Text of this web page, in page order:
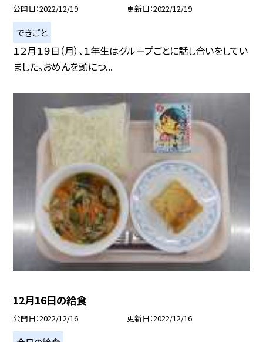
公開日 2022/12/19 更新日 2022/12/19
できごと
１２月１９日（月）、１年生はグループごとに話し合いをしてい
ました。おめんを頭につ...
12月16日の給食
公開日 2022/12/16 更新日 2022/12/16